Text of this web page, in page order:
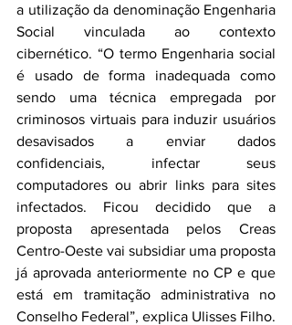
a utilização da denominação Engenharia
Social vinculada ao contexto
cibernético. “O termo Engenharia social
é usado de forma inadequada como
sendo uma técnica empregada por
criminosos virtuais para induzir usuários
desavisados a enviar dados
confidenciais, infectar seus
computadores ou abrir links para sites
infectados. Ficou decidido que a
proposta apresentada pelos Creas
Centro-Oeste vai subsidiar uma proposta
já aprovada anteriormente no CP e que
está em tramitação administrativa no
Conselho Federal”, explica Ulisses Filho.